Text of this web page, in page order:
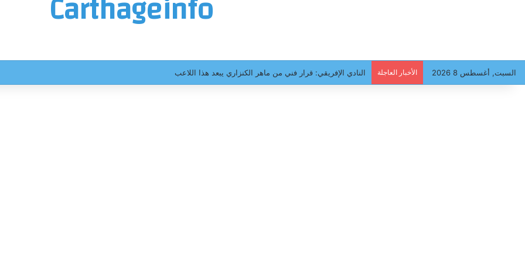
السبت, أغسطس 8 2026 الأخبار العاجلة النادي الإفريقي: قرار فني من ماهر الكنزاري يبعد هذا اللاعب